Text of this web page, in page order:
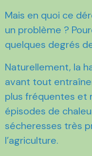
Mais en quoi ce
un problème ?
quelques degrés
Naturellement, la
avant tout
plus fréquentes et
épisodes de
sécheresses très
l’agriculture.